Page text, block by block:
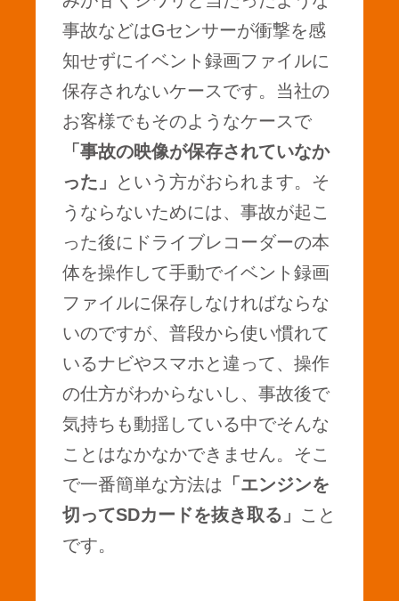
事故などはGセンサーが衝撃を感
知せずにイベント録画ファイルに
保存されないケースです。当社の
お客様でもそのようなケースで
「事故の映像が保存されていなか
った」
という方がおられます。そ
うならないためには、事故が起こ
った後にドライブレコーダーの本
体を操作して手動でイベント録画
ファイルに保存しなければならな
いのですが、普段から使い慣れて
いるナビやスマホと違って、操作
の仕方がわからないし、事故後で
気持ちも動揺している中でそんな
ことはなかなかできません。そこ
で一番簡単な方法は 「エンジンを
切ってSDカードを抜き取る」 こと
です。